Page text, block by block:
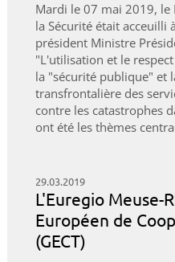
Mardi le 07 mai 2019,
la Sécurité était acceuilli
président Ministre
"L'utilisation et le
la "sécurité publique" et
transfrontalière des
contre les catastrophes
ont été les thèmes
29.03.2019
L'Euregio Meuse-
Européen de
(GECT)